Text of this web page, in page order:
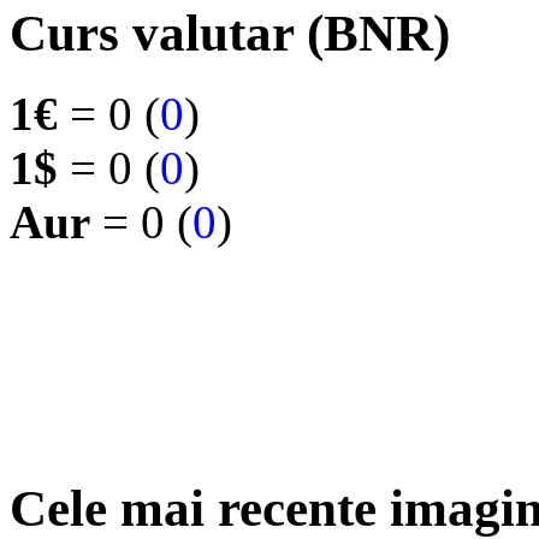
Curs valutar (BNR)
1€ = 0 (0)
1$ = 0 (0)
Aur = 0 (0)
Cele mai recente